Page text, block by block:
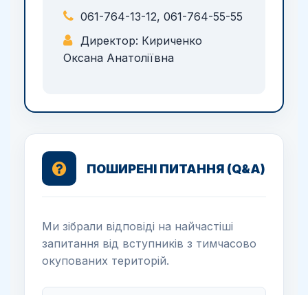
061-764-13-12, 061-764-55-55
Директор: Кириченко
Оксана Анатоліївна
ПОШИРЕНІ ПИТАННЯ (Q&A)
Ми зібрали відповіді на найчастіші
запитання від вступників з тимчасово
окупованих територій.